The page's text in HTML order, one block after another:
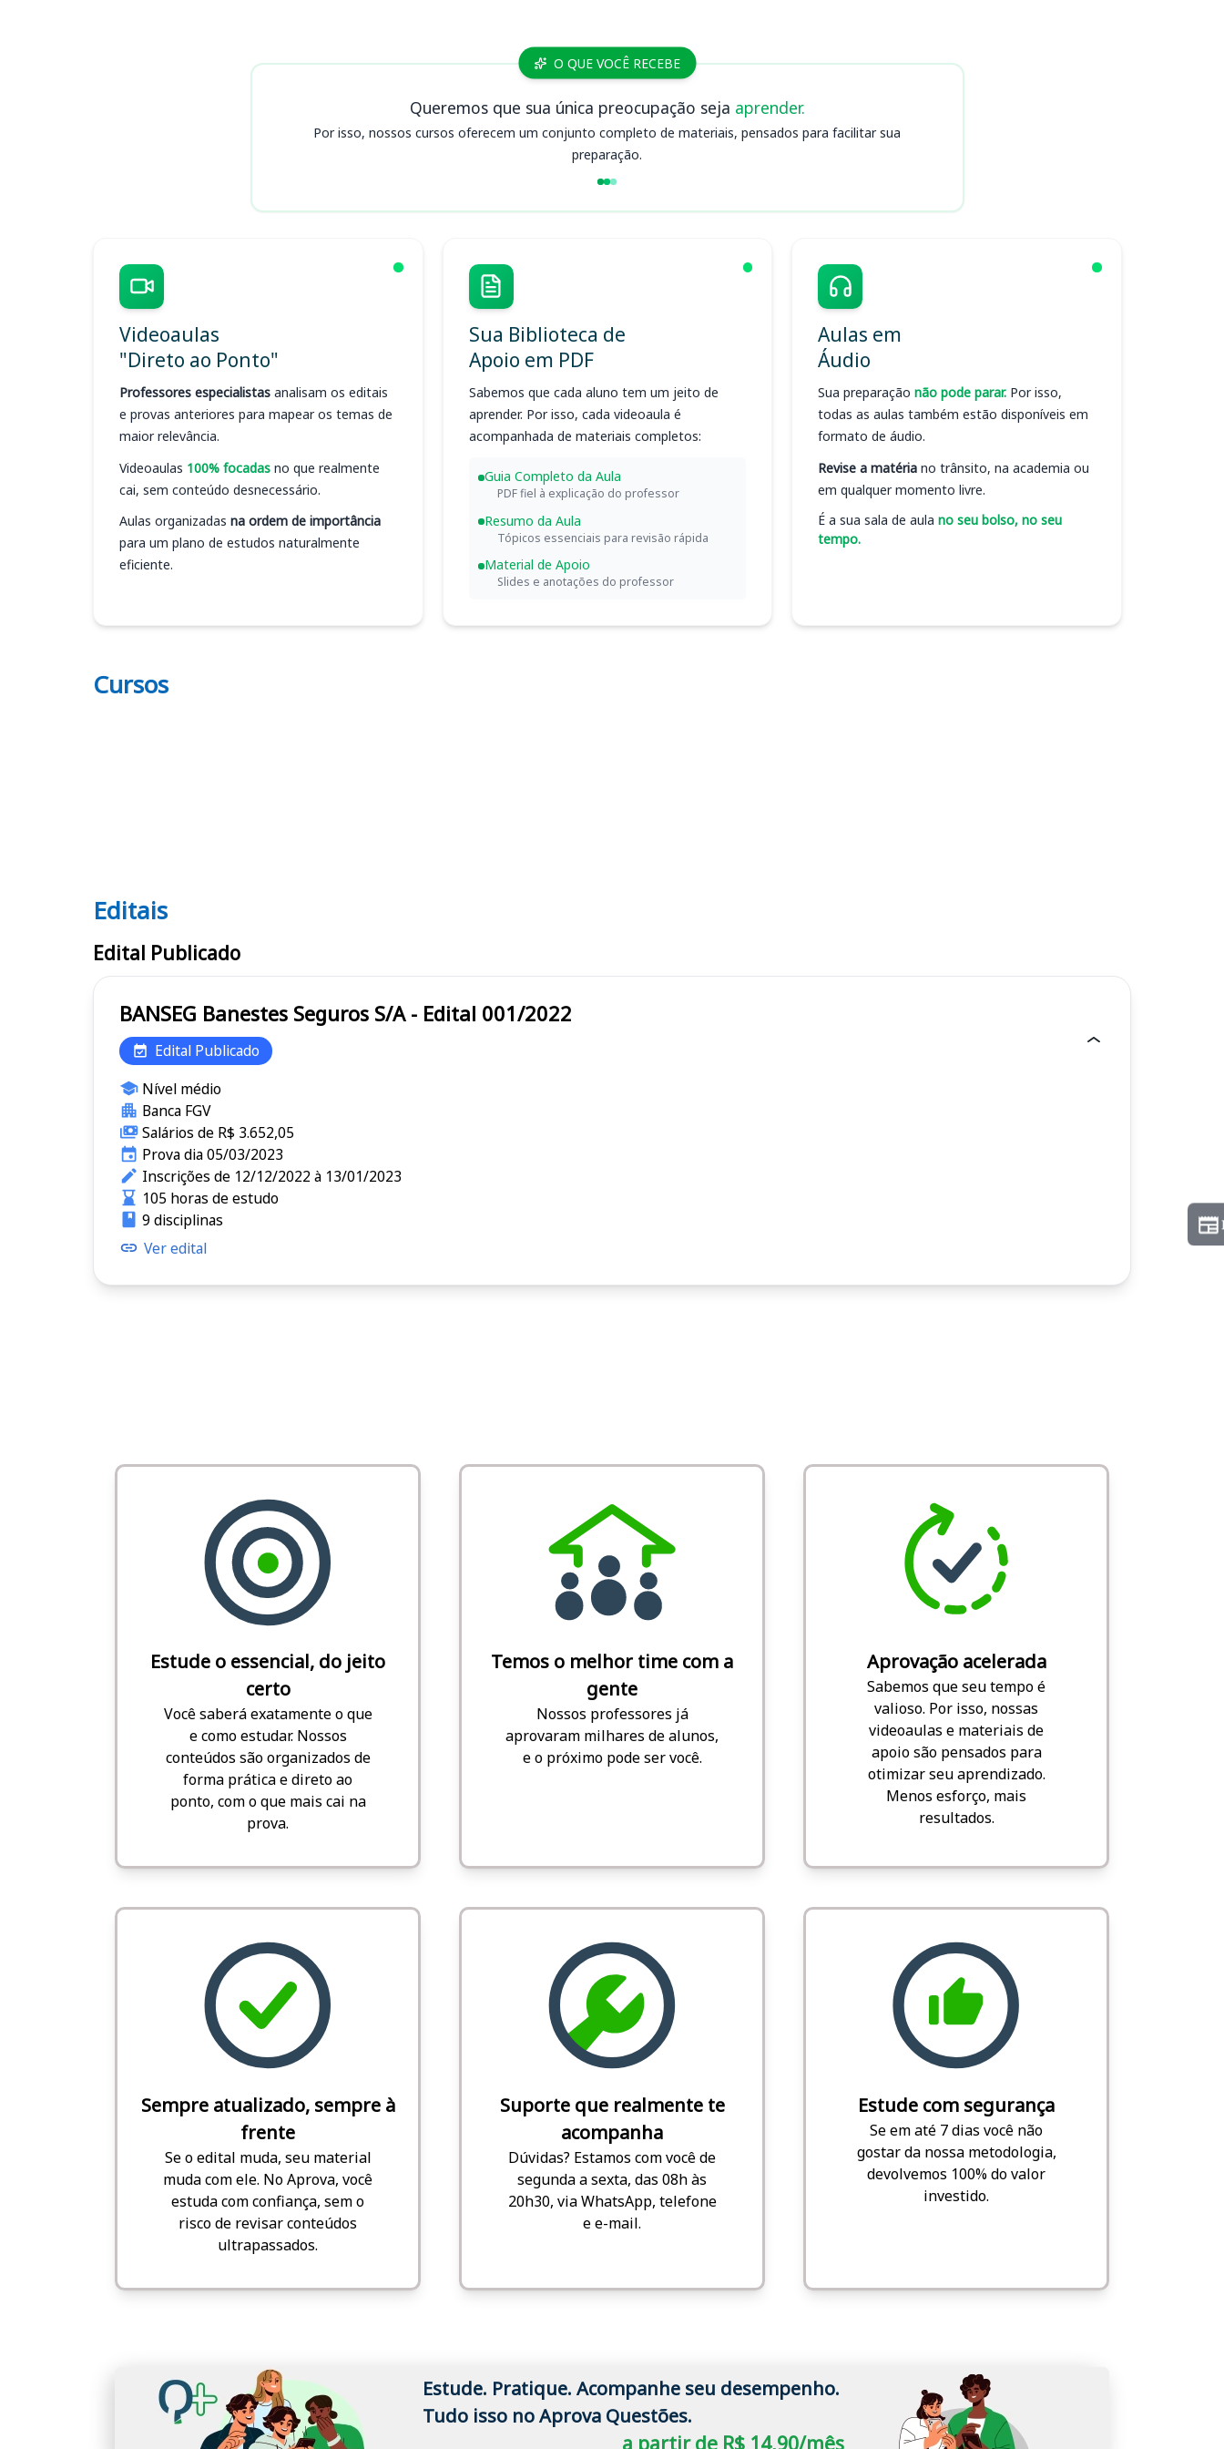
Cursos BANSEG O QUE VOCÊ RECEBE
Queremos que sua única preocupação seja aprender.
Por isso, nossos cursos oferecem um conjunto completo de materiais, pensados para facilitar sua
preparação.
Videoaulas
"Direto ao Ponto"
Professores especialistas analisam os editais
e provas anteriores para mapear os temas de
maior relevância.
Videoaulas 100% focadas no que realmente
cai, sem conteúdo desnecessário.
Aulas organizadas na ordem de importância
para um plano de estudos naturalmente
eficiente.
Sua Biblioteca de
Apoio em PDF
Sabemos que cada aluno tem um jeito de
aprender. Por isso, cada videoaula é
acompanhada de materiais completos:
Guia Completo da Aula
PDF fiel à explicação do professor
Resumo da Aula
Tópicos essenciais para revisão rápida
Material de Apoio
Slides e anotações do professor
Aulas em
Áudio
Sua preparação não pode parar. Por isso,
todas as aulas também estão disponíveis em
formato de áudio.
Revise a matéria no trânsito, na academia ou
em qualquer momento livre.
É a sua sala de aula no seu bolso, no seu
tempo.
Cursos
Editais BANSEG
Editais
Edital Publicado
BANSEG Banestes Seguros S/A - Edital 001/2022
Edital Publicado
Nível médio
Banca FGV
Salários de R$ 3.652,05
Prova dia 05/03/2023
Inscrições de 12/12/2022 à 13/01/2023
105 horas de estudo
9 disciplinas
Ver edital
Estude o essencial, do jeito
certo
Você saberá exatamente o que
e como estudar. Nossos
conteúdos são organizados de
forma prática e direto ao
ponto, com o que mais cai na
prova.
Temos o melhor time com a
gente
Nossos professores já
aprovaram milhares de alunos,
e o próximo pode ser você.
Aprovação acelerada
Sabemos que seu tempo é
valioso. Por isso, nossas
videoaulas e materiais de
apoio são pensados para
otimizar seu aprendizado.
Menos esforço, mais
resultados.
Sempre atualizado, sempre à
frente
Se o edital muda, seu material
muda com ele. No Aprova, você
estuda com confiança, sem o
risco de revisar conteúdos
ultrapassados.
Suporte que realmente te
acompanha
Dúvidas? Estamos com você de
segunda a sexta, das 08h às
20h30, via WhatsApp, telefone
e e-mail.
Estude com segurança
Se em até 7 dias você não
gostar da nossa metodologia,
devolvemos 100% do valor
investido.
Estude. Pratique. Acompanhe seu desempenho.
Tudo isso no Aprova Questões.
a partir de R$ 14,90/mês